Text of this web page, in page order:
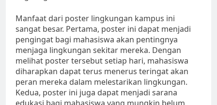
Manfaat dari poster lingkungan kampus ini
sangat besar. Pertama, poster ini dapat menjadi
pengingat bagi mahasiswa akan pentingnya
menjaga lingkungan sekitar mereka. Dengan
melihat poster tersebut setiap hari, mahasiswa
diharapkan dapat terus menerus teringat akan
peran mereka dalam melestarikan lingkungan.
Kedua, poster ini juga dapat menjadi sarana